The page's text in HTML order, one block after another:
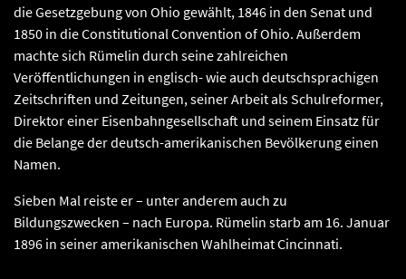
die Gesetzgebung von Ohio gewählt, 1846 in den Senat und
1850 in die Constitutional Convention of Ohio. Außerdem
machte sich Rümelin durch seine zahlreichen
Veröffentlichungen in englisch- wie auch deutschsprachigen
Zeitschriften und Zeitungen, seiner Arbeit als Schulreformer,
Direktor einer Eisenbahngesellschaft und seinem Einsatz für
die Belange der deutsch-amerikanischen Bevölkerung einen
Namen.
Sieben Mal reiste er – unter anderem auch zu
Bildungszwecken – nach Europa. Rümelin starb am 16. Januar
1896 in seiner amerikanischen Wahlheimat Cincinnati.